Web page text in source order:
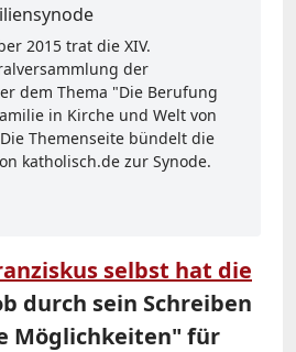
2015 trat die XIV.
der
dem Thema "Die Berufung
in Kirche und Welt von
Themenseite bündelt die
katholisch.de zur Synode.
selbst hat die
durch sein Schreiben
Möglichkeiten" für